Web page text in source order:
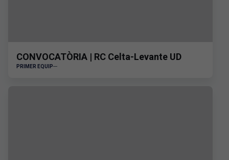
CONVOCATÒRIA | RC Celta-Levante UD
PRIMER EQUIP